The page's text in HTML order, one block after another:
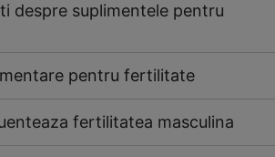
despre suplimentele pentru
pentru fertilitate
fertilitatea masculina